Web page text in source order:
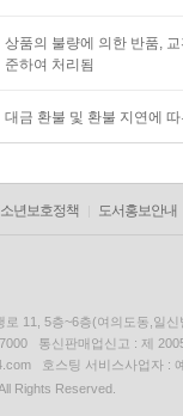
상품의 불량에 의한 반품,
준하여 처리됨
대금 환불 및 환불 지연에
년보호정책 도서홍보안내
로 11, 5층~6층(여의도동,일신
통신판매업신고 : 제
호스팅 서비스사업자 :
Rights Reserved.